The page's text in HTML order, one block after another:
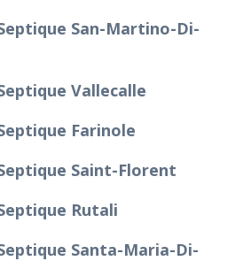
San-Martino-Di-
Vallecalle
Farinole
Saint-Florent
Rutali
Santa-Maria-Di-